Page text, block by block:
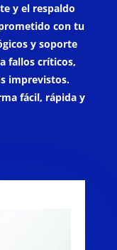
y el respaldo
con tu
y soporte
fallos críticos,
imprevistos.
fácil, rápida y